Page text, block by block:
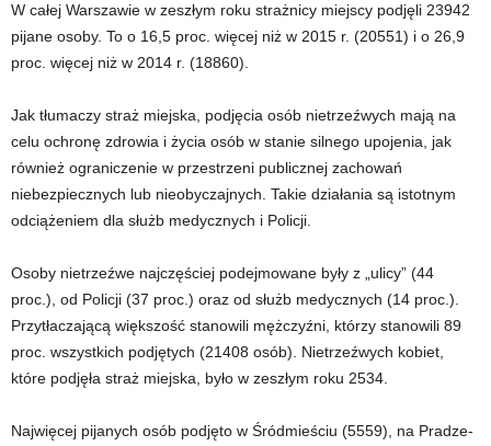
W całej Warszawie w zeszłym roku strażnicy miejscy podjęli 23942
pijane osoby. To o 16,5 proc. więcej niż w 2015 r. (20551) i o 26,9
proc. więcej niż w 2014 r. (18860).
Jak tłumaczy straż miejska, podjęcia osób nietrzeźwych mają na
celu ochronę zdrowia i życia osób w stanie silnego upojenia, jak
również ograniczenie w przestrzeni publicznej zachowań
niebezpiecznych lub nieobyczajnych. Takie działania są istotnym
odciążeniem dla służb medycznych i Policji.
Osoby nietrzeźwe najczęściej podejmowane były z „ulicy” (44
proc.), od Policji (37 proc.) oraz od służb medycznych (14 proc.).
Przytłaczającą większość stanowili mężczyźni, którzy stanowili 89
proc. wszystkich podjętych (21408 osób). Nietrzeźwych kobiet,
które podjęła straż miejska, było w zeszłym roku 2534.
Najwięcej pijanych osób podjęto w Śródmieściu (5559), na Pradze-